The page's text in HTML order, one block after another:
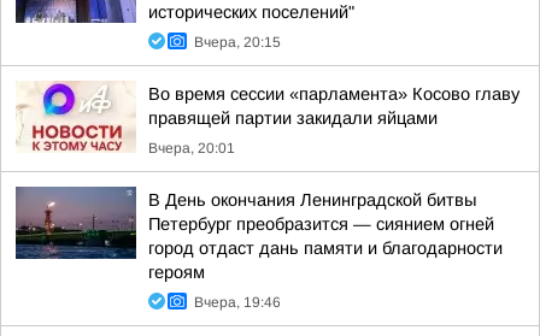
исторических поселений"
Вчера, 20:15
Во время сессии «парламента» Косово главу
правящей партии закидали яйцами
Вчера, 20:01
В День окончания Ленинградской битвы
Петербург преобразится — сиянием огней
город отдаст дань памяти и благодарности
героям
Вчера, 19:46